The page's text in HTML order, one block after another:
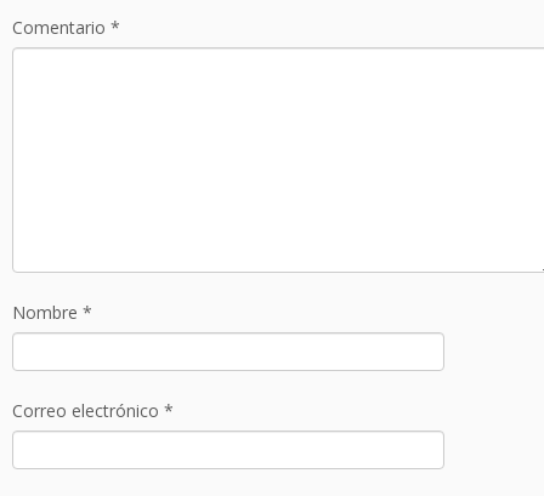
Comentario *
Nombre *
Correo electrónico *